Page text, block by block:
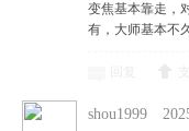
变焦基本靠走，
有，大师基本不
shou1999